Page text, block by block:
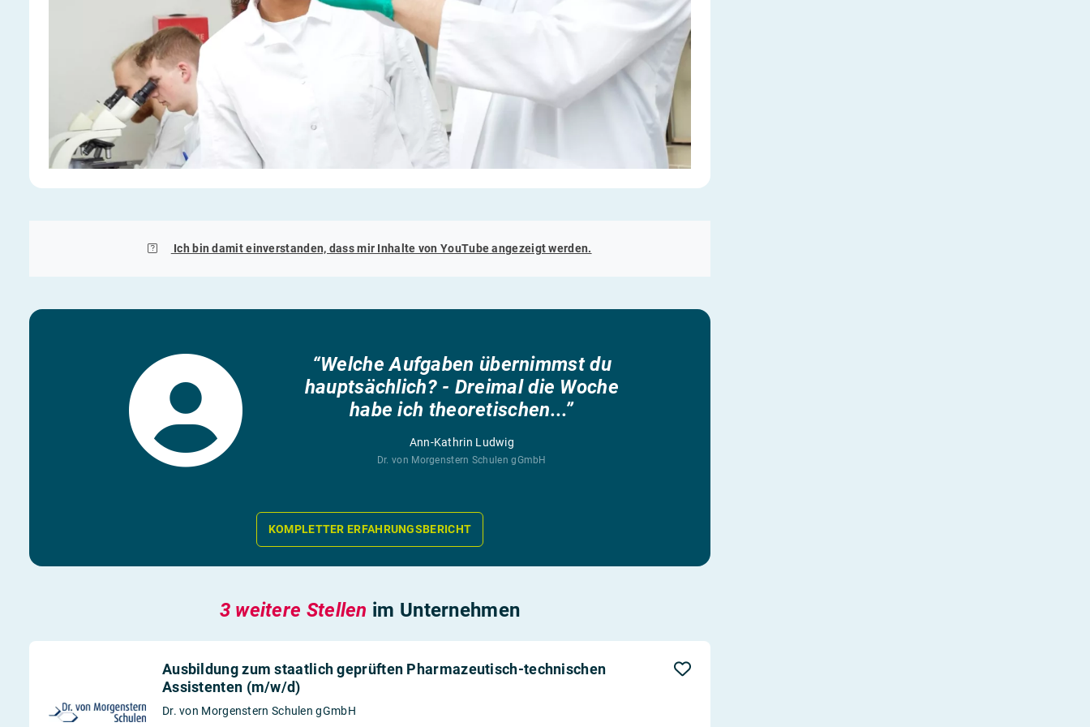
Ich bin damit einverstanden, dass mir Inhalte vonYouTubeangezeigt werden.
“Welche Aufgaben übernimmst du
hauptsächlich? - Dreimal die Woche
habe ich theoretischen...”
Ann-Kathrin Ludwig
Dr. von Morgenstern Schulen gGmbH
KOMPLETTER ERFAHRUNGSBERICHT
3 weitere Stellen im Unternehmen
Ausbildung zum staatlich geprüften Pharmazeutisch-technischen
Assistenten (m/w/d)
Dr. von Morgenstern Schulen gGmbH